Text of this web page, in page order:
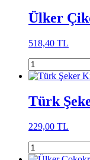
Ülker
518,40 TL
Türk
229,00 TL